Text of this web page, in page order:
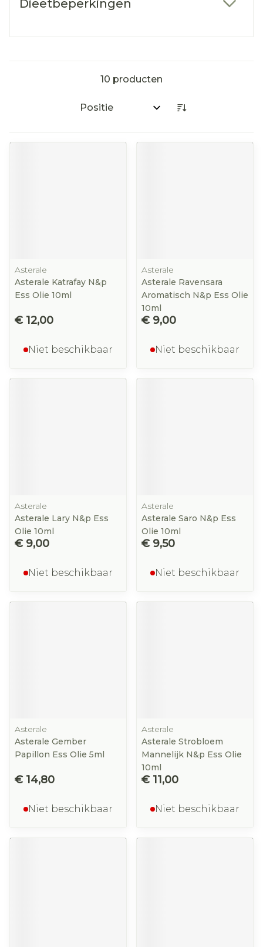
Dieetbeperkingen
10 producten
Sorteer op:
Asterale
Asterale Katrafay N&p
Ess Olie 10ml
€ 12,00
Niet beschikbaar
Asterale
Asterale Ravensara
Aromatisch N&p Ess Olie
10ml
€ 9,00
Niet beschikbaar
Asterale
Asterale Lary N&p Ess
Olie 10ml
€ 9,00
Niet beschikbaar
Asterale
Asterale Saro N&p Ess
Olie 10ml
€ 9,50
Niet beschikbaar
Asterale
Asterale Gember
Papillon Ess Olie 5ml
€ 14,80
Niet beschikbaar
Asterale
Asterale Strobloem
Mannelijk N&p Ess Olie
10ml
€ 11,00
Niet beschikbaar